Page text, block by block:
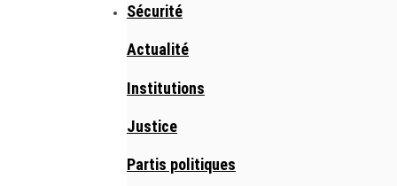
Sécurité
Actualité
Institutions
Justice
Partis politiques